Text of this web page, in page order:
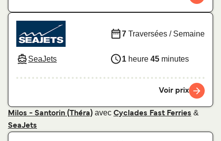
SeaJets
7 Traversées / Semaine
1 heure 45 minutes
Voir prix
Milos - Santorin (Théra) avec Cyclades Fast Ferries &
SeaJets